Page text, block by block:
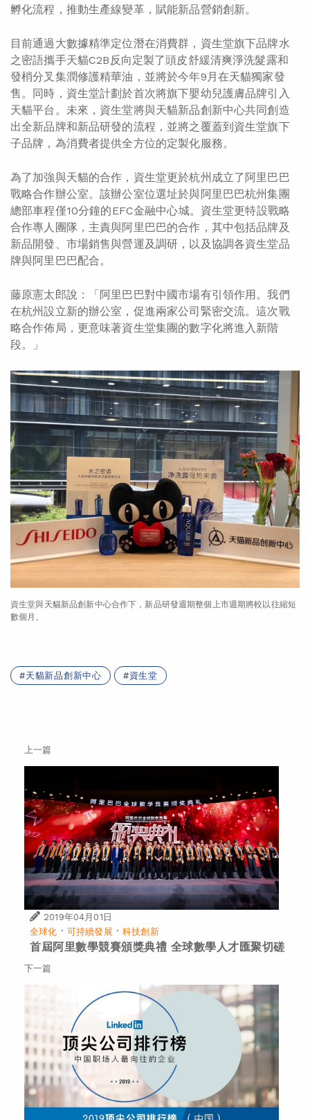
孵化流程，推動生產線變革，賦能新品營銷創新。
目前通過大數據精準定位潛在消費群，資生堂旗下品牌水
之密語攜手天貓C2B反向定製了頭皮舒緩清爽淨洗髮露和
發梢分叉集潤修護精華油，並將於今年9月在天貓獨家發
售。同時，資生堂計劃於首次將旗下嬰幼兒護膚品牌引入
天貓平台。未來，資生堂將與天貓新品創新中心共同創造
出全新品牌和新品研發的流程，並將之覆蓋到資生堂旗下
子品牌，為消費者提供全方位的定製化服務。
為了加強與天貓的合作，資生堂更於杭州成立了阿里巴巴
戰略合作辦公室。該辦公室位選址於與阿里巴巴杭州集團
總部車程僅10分鐘的EFC金融中心城。資生堂更特設戰略
合作專人團隊，主責與阿里巴巴的合作，其中包括品牌及
新品開發、市場銷售與營運及調研，以及協調各資生堂品
牌與阿里巴巴配合。
藤原憲太郎說：「阿里巴巴對中國市場有引領作用。我們
在杭州設立新的辦公室，促進兩家公司緊密交流。這次戰
略合作佈局，更意味著資生堂集團的數字化將進入新階
段。」
資生堂與天貓新品創新中心合作下，新品研發週期整個上市週期將較以往縮短
數個月。
天貓新品創新中心 資生堂
上一篇
2019年04月01日
全球化 · 可持續發展 ·科技創新
首屆阿里數學競賽頒獎典禮 全球數學人才匯聚切磋
下一篇